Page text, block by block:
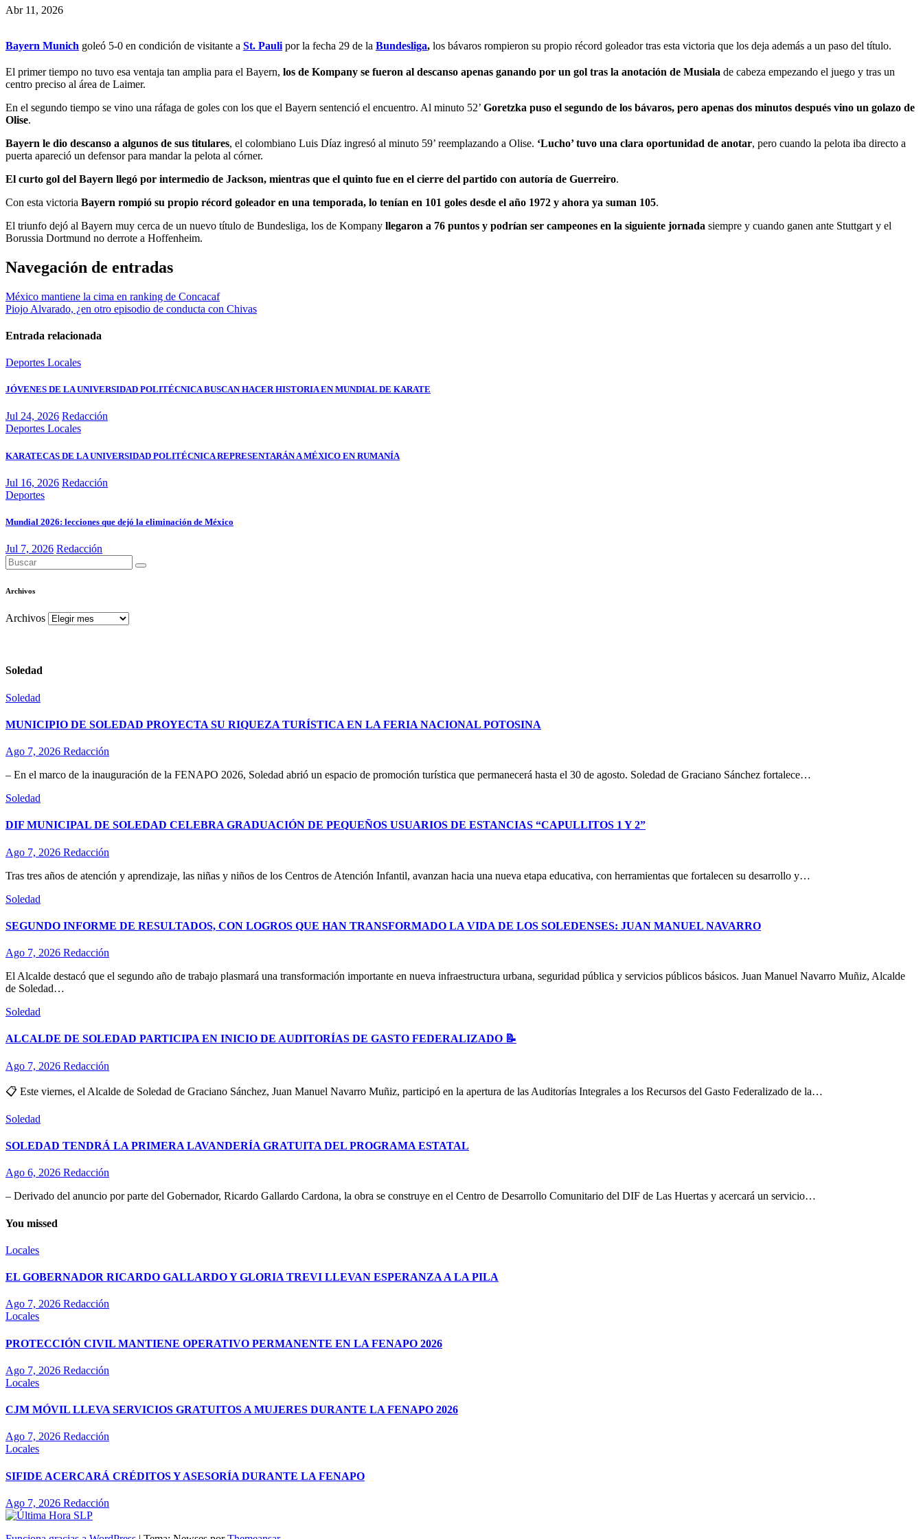
Abr 11, 2026
Bayern Munich goleó 5-0 en condición de visitante a St. Pauli por la fecha 29 de la Bundesliga, los bávaros rompieron su propio récord goleador tras esta victoria que los deja además a un paso del título.
El primer tiempo no tuvo esa ventaja tan amplia para el Bayern, los de Kompany se fueron al descanso apenas ganando por un gol tras la anotación de Musiala de cabeza empezando el juego y tras un
centro preciso al área de Laimer.
En el segundo tiempo se vino una ráfaga de goles con los que el Bayern sentenció el encuentro. Al minuto 52’ Goretzka puso el segundo de los bávaros, pero apenas dos minutos después vino un golazo de
Olise.
Bayern le dio descanso a algunos de sus titulares, el colombiano Luis Díaz ingresó al minuto 59’ reemplazando a Olise. ‘Lucho’ tuvo una clara oportunidad de anotar, pero cuando la pelota iba directo a
puerta apareció un defensor para mandar la pelota al córner.
El curto gol del Bayern llegó por intermedio de Jackson, mientras que el quinto fue en el cierre del partido con autoría de Guerreiro.
Con esta victoria Bayern rompió su propio récord goleador en una temporada, lo tenían en 101 goles desde el año 1972 y ahora ya suman 105.
El triunfo dejó al Bayern muy cerca de un nuevo título de Bundesliga, los de Kompany llegaron a 76 puntos y podrían ser campeones en la siguiente jornada siempre y cuando ganen ante Stuttgart y el
Borussia Dortmund no derrote a Hoffenheim.
Navegación de entradas
México mantiene la cima en ranking de Concacaf
Piojo Alvarado, ¿en otro episodio de conducta con Chivas
Entrada relacionada
Deportes Locales
JÓVENES DE LA UNIVERSIDAD POLITÉCNICA BUSCAN HACER HISTORIA EN MUNDIAL DE KARATE
Jul 24, 2026 Redacción
Deportes Locales
KARATECAS DE LA UNIVERSIDAD POLITÉCNICA REPRESENTARÁN A MÉXICO EN RUMANÍA
Jul 16, 2026 Redacción
Deportes
Mundial 2026: lecciones que dejó la eliminación de México
Jul 7, 2026 Redacción
Archivos
Archivos
Soledad
Soledad
MUNICIPIO DE SOLEDAD PROYECTA SU RIQUEZA TURÍSTICA EN LA FERIA NACIONAL POTOSINA
Ago 7, 2026 Redacción
– En el marco de la inauguración de la FENAPO 2026, Soledad abrió un espacio de promoción turística que permanecerá hasta el 30 de agosto. Soledad de Graciano Sánchez fortalece…
Soledad
DIF MUNICIPAL DE SOLEDAD CELEBRA GRADUACIÓN DE PEQUEÑOS USUARIOS DE ESTANCIAS “CAPULLITOS 1 Y 2”
Ago 7, 2026 Redacción
Tras tres años de atención y aprendizaje, las niñas y niños de los Centros de Atención Infantil, avanzan hacia una nueva etapa educativa, con herramientas que fortalecen su desarrollo y…
Soledad
SEGUNDO INFORME DE RESULTADOS, CON LOGROS QUE HAN TRANSFORMADO LA VIDA DE LOS SOLEDENSES: JUAN MANUEL NAVARRO
Ago 7, 2026 Redacción
El Alcalde destacó que el segundo año de trabajo plasmará una transformación importante en nueva infraestructura urbana, seguridad pública y servicios públicos básicos. Juan Manuel Navarro Muñiz, Alcalde
de Soledad…
Soledad
ALCALDE DE SOLEDAD PARTICIPA EN INICIO DE AUDITORÍAS DE GASTO FEDERALIZADO 📝
Ago 7, 2026 Redacción
📋 Este viernes, el Alcalde de Soledad de Graciano Sánchez, Juan Manuel Navarro Muñiz, participó en la apertura de las Auditorías Integrales a los Recursos del Gasto Federalizado de la…
Soledad
SOLEDAD TENDRÁ LA PRIMERA LAVANDERÍA GRATUITA DEL PROGRAMA ESTATAL
Ago 6, 2026 Redacción
– Derivado del anuncio por parte del Gobernador, Ricardo Gallardo Cardona, la obra se construye en el Centro de Desarrollo Comunitario del DIF de Las Huertas y acercará un servicio…
You missed
Locales
EL GOBERNADOR RICARDO GALLARDO Y GLORIA TREVI LLEVAN ESPERANZA A LA PILA
Ago 7, 2026 Redacción
Locales
PROTECCIÓN CIVIL MANTIENE OPERATIVO PERMANENTE EN LA FENAPO 2026
Ago 7, 2026 Redacción
Locales
CJM MÓVIL LLEVA SERVICIOS GRATUITOS A MUJERES DURANTE LA FENAPO 2026
Ago 7, 2026 Redacción
Locales
SIFIDE ACERCARÁ CRÉDITOS Y ASESORÍA DURANTE LA FENAPO
Ago 7, 2026 Redacción